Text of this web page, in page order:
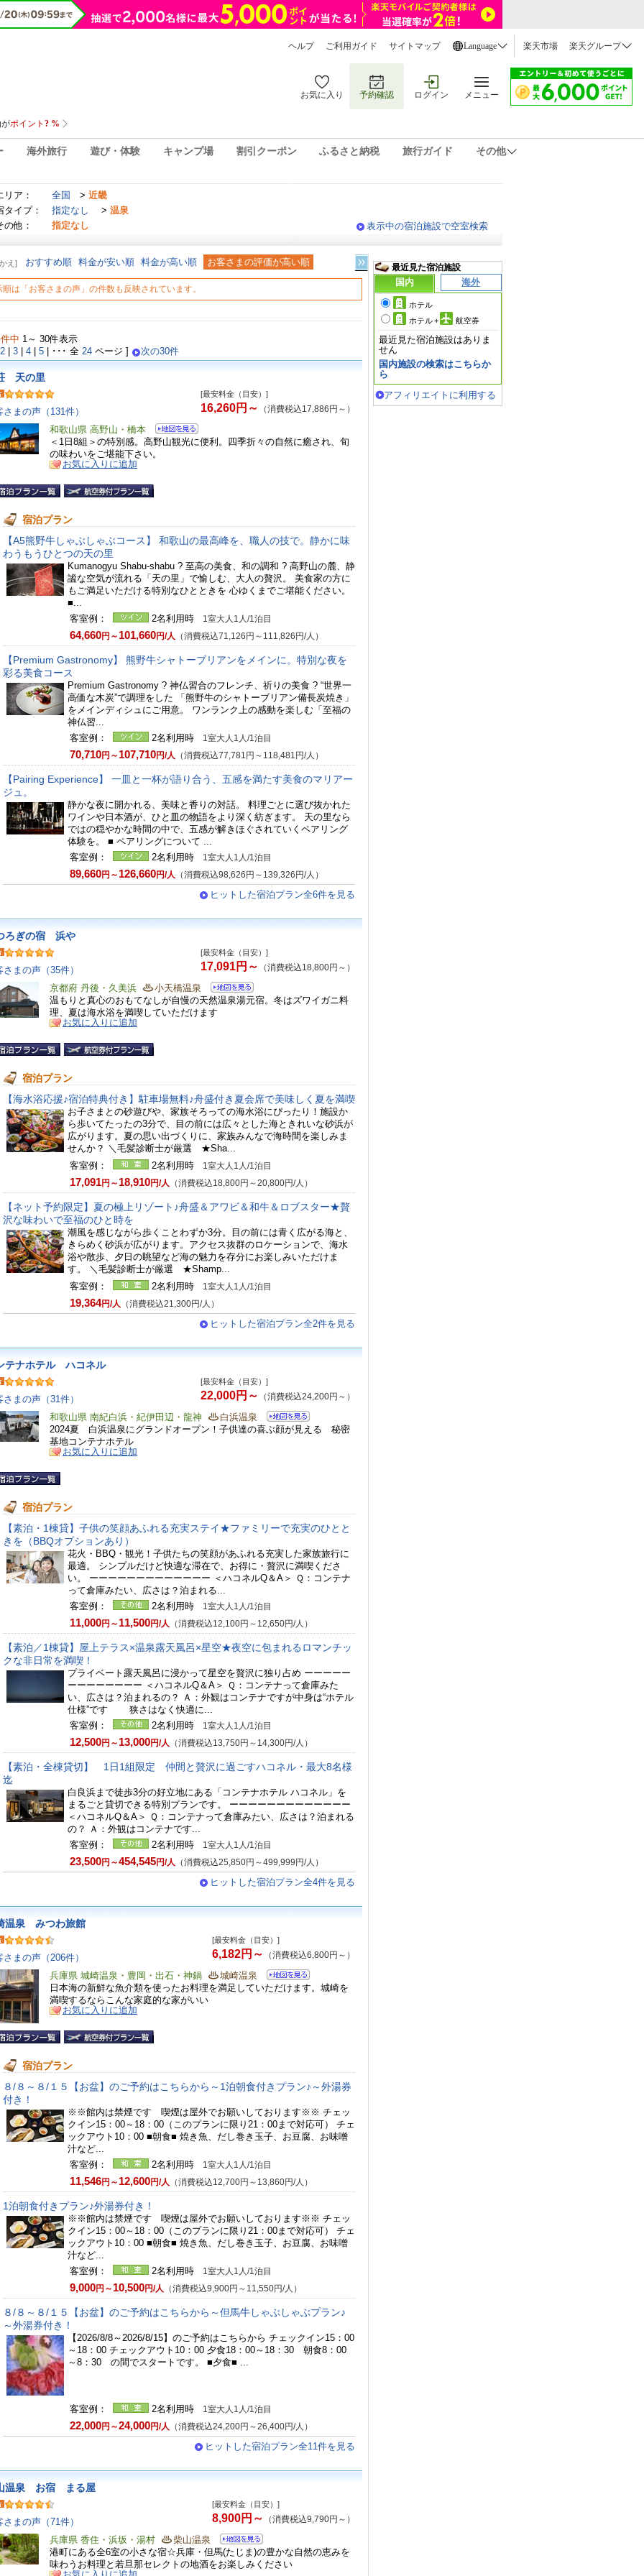
ヘルプ ご利用ガイド サイトマップ Language 楽天市場 楽天グループ
お気に入り 予約確認 ログイン メニュー
海外旅行 遊び・体験 キャンプ場 割引クーポン ふるさと納税 旅行ガイド その他
リア： 全国 > 近畿
タイプ：
指定なし > 温泉
の他：
指定なし 表示中の宿泊施設で空室検索
え] おすすめ順 料金が安い順 料金が高い順 お客さまの評価が高い順
順は「お客さまの声」の件数も反映されています。
件中 1～ 30件表示
2
3 4 5 | ･･･ 全 24 ページ ] 次の30件
天の里
さまの声（131件）
[最安料金（目安）]
16,260円～ （消費税込17,886円～）
和歌山県 高野山・橋本
＜1日8組＞の特別感。高野山観光に便利。四季折々の自然に癒され、旬
の味わいをご堪能下さい。
お気に入りに追加
宿泊プラン
【A5熊野牛しゃぶしゃぶコース】 和歌山の最高峰を、職人の技で。静かに味
わうもうひとつの天の里
Kumanogyu Shabu-shabu ? 至高の美食、和の調和 ? 高野山の麓、静
謐な空気が流れる「天の里」で愉しむ、大人の贅沢。 美食家の方に
もご満足いただける特別なひとときを 心ゆくまでご堪能ください。
■...
客室例：
2名利用時 1室大人1人/1泊目
64,660円～ 101,660円/人 （消費税込71,126円～111,826円/人）
【Premium Gastronomy】 熊野牛シャトーブリアンをメインに。特別な夜を
彩る美食コース
Premium Gastronomy ? 神仏習合のフレンチ、祈りの美食 ? “世界一
高価な木炭”で調理をした 「熊野牛のシャトーブリアン備長炭焼き」
をメインディシュにご用意。 ワンランク上の感動を楽しむ「至福の
神仏習...
客室例：
2名利用時 1室大人1人/1泊目
70,710円～ 107,710円/人 （消費税込77,781円～118,481円/人）
【Pairing Experience】 一皿と一杯が語り合う、五感を満たす美食のマリアー
ジュ。
静かな夜に開かれる、美味と香りの対話。 料理ごとに選び抜かれた
ワインや日本酒が、ひと皿の物語をより深く紡ぎます。 天の里なら
ではの穏やかな時間の中で、五感が解きほぐされていくペアリング
体験を。 ■ ペアリングについて ...
客室例：
2名利用時 1室大人1人/1泊目
89,660円～ 126,660円/人 （消費税込98,626円～139,326円/人）
ヒットした宿泊プラン全6件を見る
ろぎの宿 浜や
さまの声（35件）
[最安料金（目安）]
17,091円～ （消費税込18,800円～）
京都府 丹後・久美浜
小天橋温泉
温もりと真心のおもてなしが自慢の天然温泉湯元宿。冬はズワイガニ料
理、夏は海水浴を満喫していただけます
お気に入りに追加
宿泊プラン
【海水浴応援♪宿泊特典付き】駐車場無料♪舟盛付き夏会席で美味しく夏を満喫
お子さまとの砂遊びや、家族そろっての海水浴にぴったり！施設か
ら歩いてたったの3分で、目の前には広々とした海ときれいな砂浜が
広がります。夏の思い出づくりに、家族みんなで海時間を楽しみま
せんか？ ＼毛髪診断士が厳選 ★Sha...
客室例：
2名利用時 1室大人1人/1泊目
17,091円～ 18,910円/人 （消費税込18,800円～20,800円/人）
【ネット予約限定】夏の極上リゾート♪舟盛＆アワビ＆和牛＆ロブスター★贅
沢な味わいで至福のひと時を
潮風を感じながら歩くことわずか3分。目の前には青く広がる海と、
きらめく砂浜が広がります。アクセス抜群のロケーションで、海水
浴や散歩、夕日の眺望など海の魅力を存分にお楽しみいただけま
す。 ＼毛髪診断士が厳選 ★Shamp...
客室例：
2名利用時 1室大人1人/1泊目
19,364円/人 （消費税込21,300円/人）
ヒットした宿泊プラン全2件を見る
テナホテル ハコネル
さまの声（31件）
[最安料金（目安）]
22,000円～ （消費税込24,200円～）
和歌山県 南紀白浜・紀伊田辺・龍神
白浜温泉
2024夏 白浜温泉にグランドオープン！子供達の喜ぶ顔が見える 秘密
基地コンテナホテル
お気に入りに追加
宿泊プラン
【素泊・1棟貸】子供の笑顔あふれる充実ステイ★ファミリーで充実のひとと
きを（BBQオプションあり）
花火・BBQ・観光！子供たちの笑顔があふれる充実した家族旅行に
最適。 シンプルだけど快適な滞在で、お得に・贅沢に満喫くださ
い。 ーーーーーーーーーーーーー ＜ハコネルQ＆A＞ Ｑ：コンテナ
って倉庫みたい、広さは？泊まれる...
客室例：
2名利用時 1室大人1人/1泊目
11,000円～ 11,500円/人 （消費税込12,100円～12,650円/人）
【素泊／1棟貸】屋上テラス×温泉露天風呂×星空★夜空に包まれるロマンチッ
クな非日常を満喫！
プライベート露天風呂に浸かって星空を贅沢に独り占め ーーーーー
ーーーーーーーー ＜ハコネルQ＆A＞ Ｑ：コンテナって倉庫みた
い、広さは？泊まれるの？ Ａ：外観はコンテナですが中身は“ホテル
仕様”です 狭さはなく快適に...
客室例：
2名利用時 1室大人1人/1泊目
12,500円～ 13,000円/人 （消費税込13,750円～14,300円/人）
【素泊・全棟貸切】 1日1組限定 仲間と贅沢に過ごすハコネル・最大8名様
迄
白良浜まで徒歩3分の好立地にある「コンテナホテル ハコネル」を
まるごと貸切できる特別プランです。 ーーーーーーーーーーーーー
＜ハコネルQ＆A＞ Ｑ：コンテナって倉庫みたい、広さは？泊まれる
の？ Ａ：外観はコンテナです...
客室例：
2名利用時 1室大人1人/1泊目
23,500円～454,545円/人 （消費税込25,850円～499,999円/人）
ヒットした宿泊プラン全4件を見る
温泉 みつわ旅館
さまの声（206件）
[最安料金（目安）]
6,182円～ （消費税込6,800円～）
兵庫県 城崎温泉・豊岡・出石・神鍋
城崎温泉
日本海の新鮮な魚介類を使ったお料理を満足していただけます。城崎を
満喫するならこんな家庭的な家がいい
お気に入りに追加
宿泊プラン
８/８～８/１５【お盆】のご予約はこちらから～1泊朝食付きプラン♪～外湯券
付き！
※※館内は禁煙です 喫煙は屋外でお願いしております※※ チェッ
クイン15：00～18：00（このプランに限り21：00まで対応可） チェ
ックアウト10：00 ■朝食■ 焼き魚、だし巻き玉子、お豆腐、お味噌
汁など...
客室例：
2名利用時 1室大人1人/1泊目
11,546円～ 12,600円/人 （消費税込12,700円～13,860円/人）
1泊朝食付きプラン♪外湯券付き！
※※館内は禁煙です 喫煙は屋外でお願いしております※※ チェッ
クイン15：00～18：00（このプランに限り21：00まで対応可） チェ
ックアウト10：00 ■朝食■ 焼き魚、だし巻き玉子、お豆腐、お味噌
汁など...
客室例：
2名利用時 1室大人1人/1泊目
9,000円～ 10,500円/人 （消費税込9,900円～11,550円/人）
８/８～８/１５【お盆】のご予約はこちらから～但馬牛しゃぶしゃぶプラン♪
～外湯券付き！
【2026/8/8～2026/8/15】のご予約はこちらから チェックイン15：00
～18：00 チェックアウト10：00 夕食18：00～18：30 朝食8：00
～8：30 の間でスタートです。 ■夕食■ ...
客室例： 2名利用時 1室大人1人/1泊目
22,000円～24,000円/人 （消費税込24,200円～26,400円/人）
ヒットした宿泊プラン全11件を見る
温泉 お宿 まる屋
さまの声（71件）
[最安料金（目安）]
8,900円～ （消費税込9,790円～）
兵庫県 香住・浜坂・湯村
柴山温泉
港町にある全6室の小さな宿☆兵庫・但馬(たじま)の豊かな自然の恵みを
味わうお料理と若旦那セレクトの地酒をお楽しみください
最近見た宿泊施設
国内
海外
ホテル
ホテル+ 航空券
最近見た宿泊施設はありま
せん
国内施設の検索はこちらか
ら
アフィリエイトに利用する